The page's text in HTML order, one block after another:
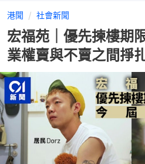
港聞 社會新聞
宏福苑｜優先揀樓
業權賣與不賣之間掙